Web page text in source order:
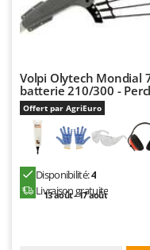
Volpi Olytech Mondial
batterie 210/300 -
Offert par AgriEuro
Disponibilité:4
Livraison gratuite
13 août - 17 août